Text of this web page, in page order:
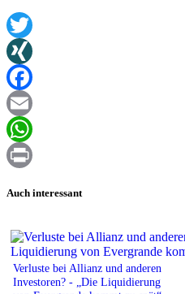
Twitter
XING
Facebook
Email
WhatsApp
Auch interessant
Verluste bei Allianz und anderen
Investoren? - „Die Liquidierung